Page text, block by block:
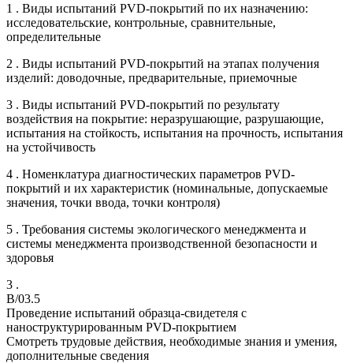
1 . Виды испытаний PVD-покрытий по их назначению:
исследовательские, контрольные, сравнительные,
определительные
2 . Виды испытаний PVD-покрытий на этапах получения
изделий: доводочные, предварительные, приемочные
3 . Виды испытаний PVD-покрытий по результату
воздействия на покрытие: неразрушающие, разрушающие,
испытания на стойкость, испытания на прочность, испытания
на устойчивость
4 . Номенклатура диагностических параметров PVD-
покрытий и их характеристик (номинальные, допускаемые
значения, точки ввода, точки контроля)
5 . Требования системы экологического менеджмента и
системы менеджмента производственной безопасности и
здоровья
3 .
B/03.5
Проведение испытаний образца-свидетеля с
наноструктурированным PVD-покрытием
Смотреть трудовые действия, необходимые знания и умения,
дополнительные сведения